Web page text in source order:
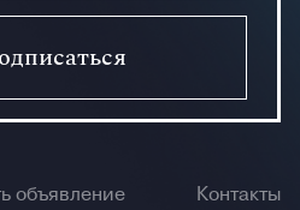
объявление
Контакты